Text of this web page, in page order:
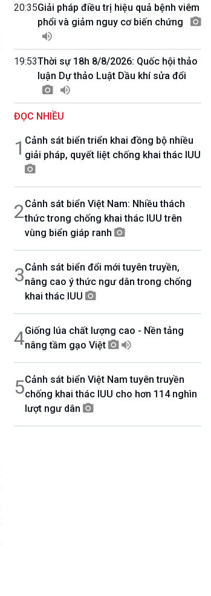
10 phút Sự kiện - Luận bàn
Câu chuyện thời sự
Đối thoại
Diễn đàn chủ nhật
Chuyện đêm
20:35Giải pháp điều trị hiệu quả bệnh viêm
phổi và giảm nguy cơ biến chứng
19:53Thời sự 18h 8/8/2026: Quốc hội thảo
luận Dự thảo Luật Dầu khí sửa đổi
ĐỌC NHIỀU
1 Cảnh sát biển triển khai đồng bộ nhiều
giải pháp, quyết liệt chống khai thác IUU
2Cảnh sát biển Việt Nam: Nhiều thách
thức trong chống khai thác IUU trên
vùng biển giáp ranh
3Cảnh sát biển đổi mới tuyên truyền,
nâng cao ý thức ngư dân trong chống
khai thác IUU
4Giống lúa chất lượng cao - Nền tảng
nâng tầm gạo Việt
5Cảnh sát biển Việt Nam tuyên truyền
chống khai thác IUU cho hơn 114 nghìn
lượt ngư dân